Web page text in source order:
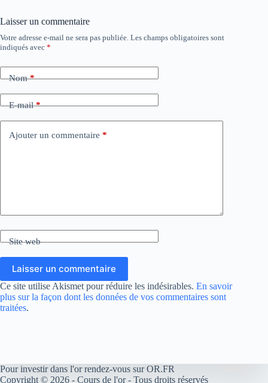
Laisser un commentaire
Votre adresse e-mail ne sera pas publiée. Les champs obligatoires sont
indiqués avec *
Nom*
E-mail*
Ajouter un commentaire *
Site web
Laisser un commentaire
Ce site utilise Akismet pour réduire les indésirables. En savoir
plus sur la façon dont les données de vos commentaires sont
traitées.
Pour investir dans l'or rendez-vous surOR.FR
Copyright © 2026 - Cours de l'or- Tous droits réservés